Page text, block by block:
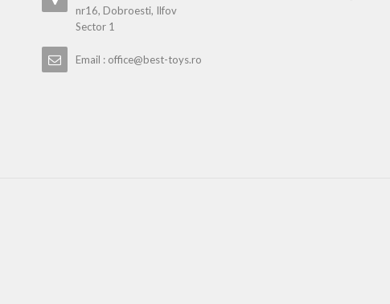
nr16, Dobroesti, Ilfov
Sector 1
Email : office@best-toys.ro